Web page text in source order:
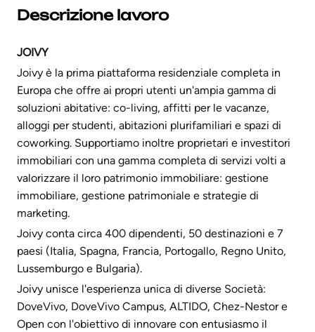
Descrizione lavoro
JOIVY
Joivy è la prima piattaforma residenziale completa in
Europa che offre ai propri utenti un'ampia gamma di
soluzioni abitative: co-living, affitti per le vacanze,
alloggi per studenti, abitazioni plurifamiliari e spazi di
coworking. Supportiamo inoltre proprietari e investitori
immobiliari con una gamma completa di servizi volti a
valorizzare il loro patrimonio immobiliare: gestione
immobiliare, gestione patrimoniale e strategie di
marketing.
Joivy conta circa 400 dipendenti, 50 destinazioni e 7
paesi (Italia, Spagna, Francia, Portogallo, Regno Unito,
Lussemburgo e Bulgaria).
Joivy unisce l'esperienza unica di diverse Società:
DoveVivo, DoveVivo Campus, ALTIDO, Chez-Nestor e
Open con l'obiettivo di innovare con entusiasmo il